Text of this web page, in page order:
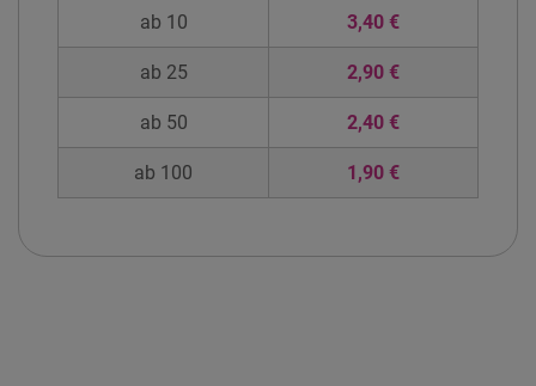
ab 10 3,40 €
ab 25 2,90 €
ab 50 2,40 €
ab 100 1,90 €